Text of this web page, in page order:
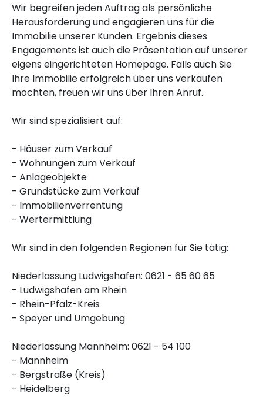
Wir begreifen jeden Auftrag als persönliche
Herausforderung und engagieren uns für die
Immobilie unserer Kunden. Ergebnis dieses
Engagements ist auch die Präsentation auf unserer
eigens eingerichteten Homepage. Falls auch Sie
Ihre Immobilie erfolgreich über uns verkaufen
möchten, freuen wir uns über Ihren Anruf.
Wir sind spezialisiert auf:
- Häuser zum Verkauf
- Wohnungen zum Verkauf
- Anlageobjekte
- Grundstücke zum Verkauf
- Immobilienverrentung
- Wertermittlung
Wir sind in den folgenden Regionen für Sie tätig:
Niederlassung Ludwigshafen: 0621 - 65 60 65
- Ludwigshafen am Rhein
- Rhein-Pfalz-Kreis
- Speyer und Umgebung
Niederlassung Mannheim: 0621 - 54 100
- Mannheim
- Bergstraße (Kreis)
- Heidelberg